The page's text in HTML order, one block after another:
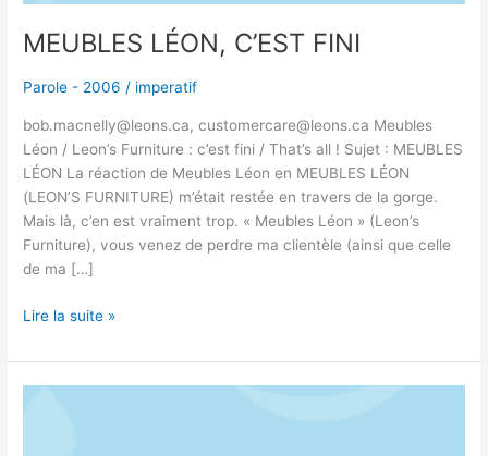
MEUBLES LÉON, C’EST FINI
Parole - 2006 / imperatif
bob.macnelly@leons.ca, customercare@leons.ca Meubles
Léon / Leon’s Furniture : c’est fini / That’s all ! Sujet : MEUBLES
LÉON La réaction de Meubles Léon en MEUBLES LÉON
(LEON’S FURNITURE) m’était restée en travers de la gorge.
Mais là, c’en est vraiment trop. « Meubles Léon » (Leon’s
Furniture), vous venez de perdre ma clientèle (ainsi que celle
de ma […]
Lire la suite »